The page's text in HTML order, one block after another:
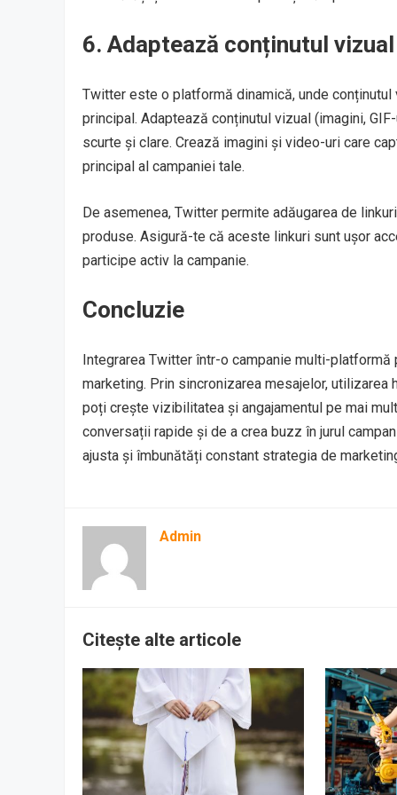
6. Adaptează conținutul
Twitter este o platformă dinamică, unde
principal. Adaptează conținutul vizual (imagini,
scurte și clare. Crează imagini și video-uri care
principal al campaniei tale.
De asemenea, Twitter permite adăugarea de
produse. Asigură-te că aceste linkuri sunt ușor
participe activ la campanie.
Concluzie
Integrarea Twitter într-o campanie multi-
marketing. Prin sincronizarea mesajelor,
poți crește vizibilitatea și angajamentul pe mai
conversații rapide și de a crea buzz în jurul
ajusta și îmbunătăți constant strategia de
Admin
Citește alte articole